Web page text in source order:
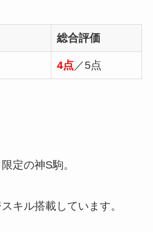
総合評価
4点 ／5点
定の神S駒。
キル搭載しています。